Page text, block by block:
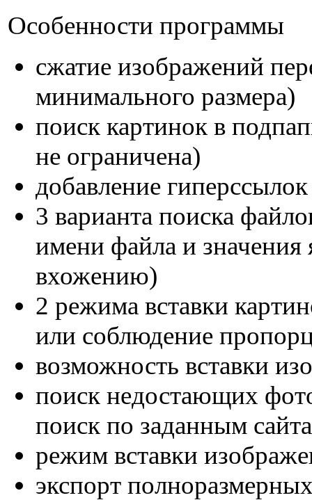
Особенности программы
сжатие изображений
минимального размера)
поиск картинок в
не ограничена)
добавление
3 варианта поиска
имени файла и
вхожению)
2 режима вставки
или соблюдение
возможность вставки
поиск недостающих
поиск по заданным
режим вставки
экспорт